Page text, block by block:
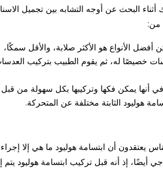
أثناء البحث عن أوجه التشابه بين تجميل
من:
أفضل الأنواع هو الأكثر صلابة، والأقل سمكًا،
خصيصًا له، ثم يقوم الطبيب بتركيب
أنها يمكن فكها وتركيبها بكل سهولة من قبل
هوليود الثابتة مختلفة عن المتحركة.
يعتقدون أن ابتسامة هوليود ما هي إلا إجراء
أيضًا، إذ أنه قبل تركيب ابتسامة هوليود يتم